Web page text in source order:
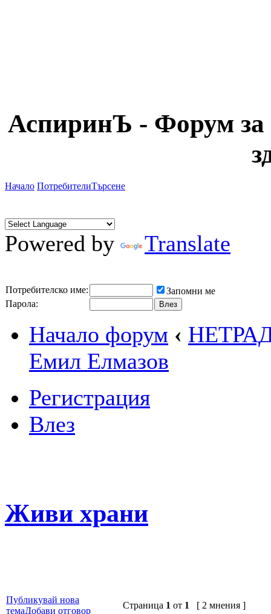
АспиринЪ - Форум за
Начало ПотребителиТърсене
Powered by Translate
Потребителско име:
Запомни ме
Парола:
Начало форум ‹
Емил Елмазов
Регистрация
Влез
Живи храни
Публикувай нова
темаДобави отговор
Страница 1 от 1
[ 2 мнения ]